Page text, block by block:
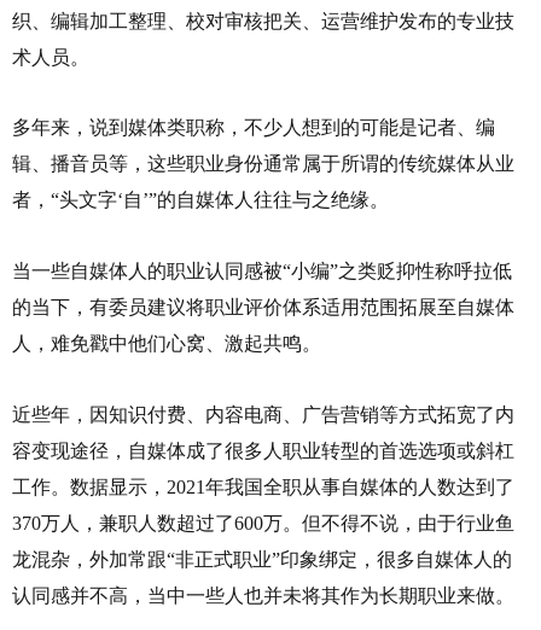
织、编辑加工整理、校对审核把关、运营维护发布的专业技
术人员。
多年来，说到媒体类职称，不少人想到的可能是记者、编
辑、播音员等，这些职业身份通常属于所谓的传统媒体从业
者，“头文字‘自’”的自媒体人往往与之绝缘。
当一些自媒体人的职业认同感被“小编”之类贬抑性称呼拉低
的当下，有委员建议将职业评价体系适用范围拓展至自媒体
人，难免戳中他们心窝、激起共鸣。
近些年，因知识付费、内容电商、广告营销等方式拓宽了内
容变现途径，自媒体成了很多人职业转型的首选选项或斜杠
工作。数据显示，2021年我国全职从事自媒体的人数达到了
370万人，兼职人数超过了600万。但不得不说，由于行业鱼
龙混杂，外加常跟“非正式职业”印象绑定，很多自媒体人的
认同感并不高，当中一些人也并未将其作为长期职业来做。